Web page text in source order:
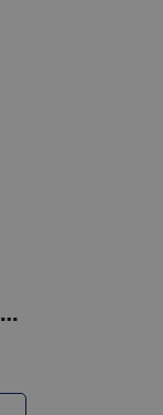
L`italiano con Giochi e Attivita A1-A2